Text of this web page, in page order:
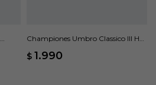
Championes Umbro Classico III HG
$ 1.990